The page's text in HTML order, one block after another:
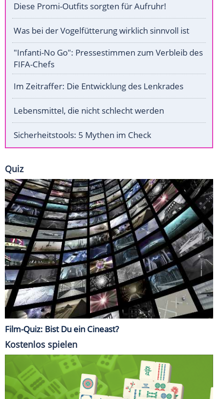
Diese Promi-Outfits sorgten für Aufruhr!
Was bei der Vogelfütterung wirklich sinnvoll ist
"Infanti-No Go": Pressestimmen zum Verbleib des
FIFA-Chefs
Im Zeitraffer: Die Entwicklung des Lenkrades
Lebensmittel, die nicht schlecht werden
Sicherheitstools: 5 Mythen im Check
Quiz
Film-Quiz: Bist Du ein Cineast?
Kostenlos spielen